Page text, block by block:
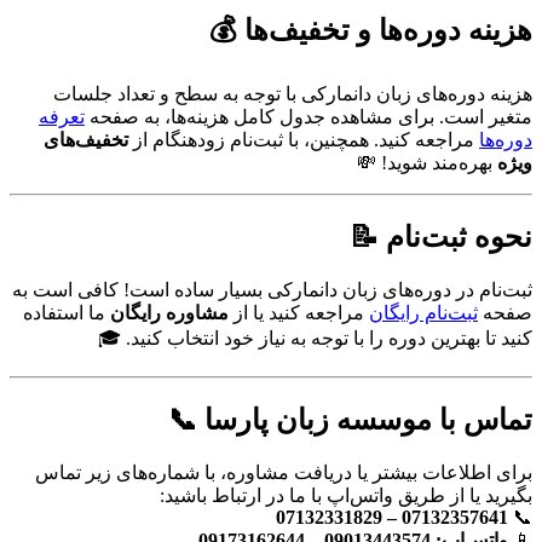
هزینه دوره‌ها و تخفیف‌ها 💰
هزینه دوره‌های زبان دانمارکی با توجه به سطح و تعداد جلسات
متغیر است. برای مشاهده جدول کامل هزینه‌ها، به صفحه تعرفه
دوره‌ها مراجعه کنید. همچنین، با ثبت‌نام زودهنگام ازتخفیف‌های
ویژه بهره‌مند شوید! 💸
نحوه ثبت‌نام 📝
ثبت‌نام در دوره‌های زبان دانمارکی بسیار ساده است! کافی است به
صفحه ثبت‌نام رایگان مراجعه کنید یا از مشاوره رایگان ما استفاده
کنید تا بهترین دوره را با توجه به نیاز خود انتخاب کنید. 🎓
تماس با موسسه زبان پارسا 📞
برای اطلاعات بیشتر یا دریافت مشاوره، با شماره‌های زیر تماس
بگیرید یا از طریق واتس‌اپ با ما در ارتباط باشید:
📞
07132357641 – 07132331829